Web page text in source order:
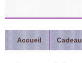
Accueil Cadeau